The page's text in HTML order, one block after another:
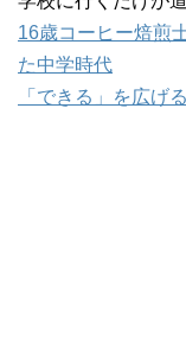
16歳コーヒー焙煎
た中学時代
「できる」を広げ